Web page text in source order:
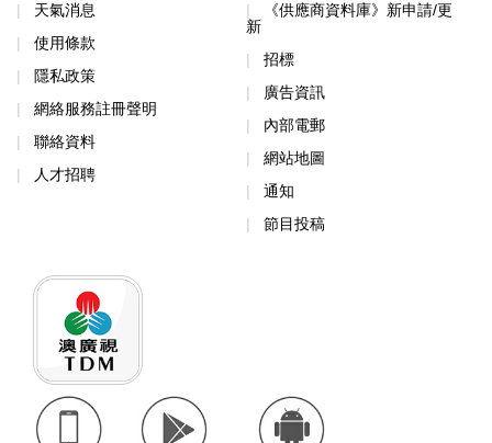
天氣消息
使用條款
隱私政策
網絡服務註冊聲明
聯絡資料
人才招聘
《供應商資料庫》新申請/更
新
招標
廣告資訊
內部電郵
網站地圖
通知
節目投稿